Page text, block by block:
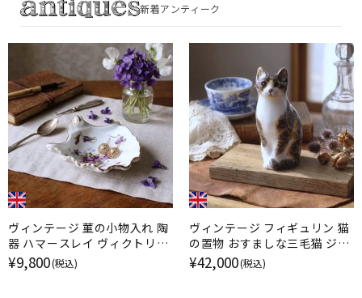
新着アンティーク
ヴィンテージ 菫の小物入れ 陶
器 ハマースレイ ヴィクトリア
ンヴァイオレット イギリス
¥9,800(税込)
ヴィンテージ フィギュリン 猫
の置物 おすましな三毛猫 ジェ
ニー・ウィンスタンレイ イギリ
¥42,000(税込)